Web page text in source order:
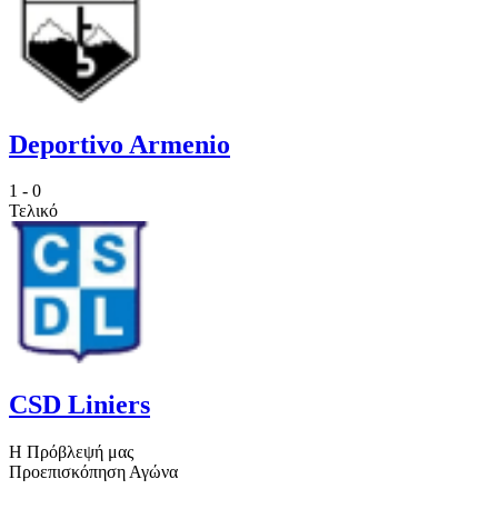
Deportivo Armenio
1 - 0
Τελικό
CSD Liniers
Η Πρόβλεψή μας
Προεπισκόπηση Αγώνα